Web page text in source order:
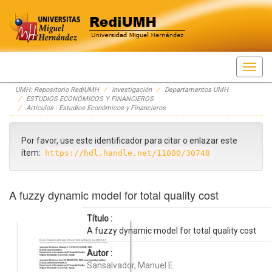
Skip
navigation
UMH: Repositorio RediUMH Investigación
Departamentos UMH
ESTUDIOS ECONÓMICOS Y FINANCIEROS
Artículos - Estudios Económicos y Financieros
Por favor, use este identificador para citar o enlazar este
ítem:
https://hdl.handle.net/11000/30748
A fuzzy dynamic model for total quality cost
Título :
A fuzzy dynamic model for total quality cost
Autor :
Sansalvador, Manuel E.